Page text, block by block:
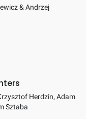
& Andrzej
Herdzin, Adam
Sztaba